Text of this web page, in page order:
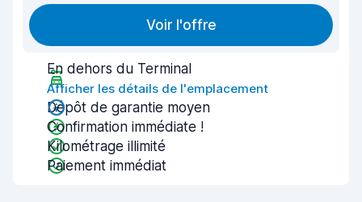
Voir l'offre
En dehors du Terminal
Afficher les détails de l'emplacement
Dépôt de garantie moyen
Confirmation immédiate !
Kilométrage illimité
Paiement immédiat